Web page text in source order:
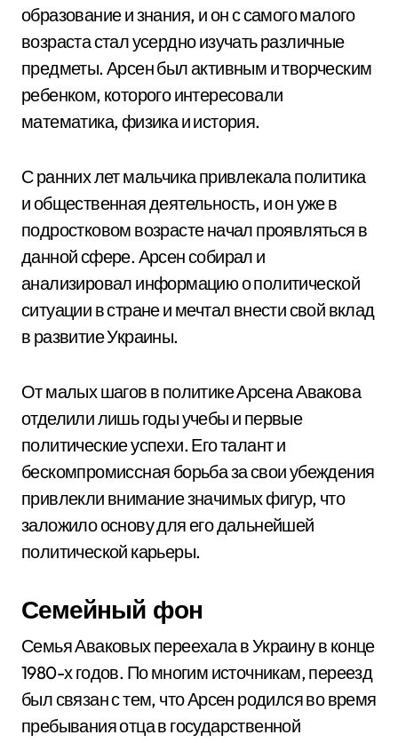
образование и знания, и он с самого малого
возраста стал усердно изучать различные
предметы. Арсен был активным и творческим
ребенком, которого интересовали
математика, физика и история.
С ранних лет мальчика привлекала политика
и общественная деятельность, и он уже в
подростковом возрасте начал проявляться в
данной сфере. Арсен собирал и
анализировал информацию о политической
ситуации в стране и мечтал внести свой вклад
в развитие Украины.
От малых шагов в политике Арсена Авакова
отделили лишь годы учебы и первые
политические успехи. Его талант и
бескомпромиссная борьба за свои убеждения
привлекли внимание значимых фигур, что
заложило основу для его дальнейшей
политической карьеры.
Семейный фон
Семья Аваковых переехала в Украину в конце
1980-х годов. По многим источникам, переезд
был связан с тем, что Арсен родился во время
пребывания отца в государственной